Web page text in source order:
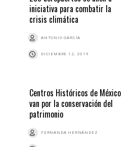
iniciativa para combatir la
crisis climática
ANTONIO GARCÍA
DICIEMBRE 12, 2019
Centros Históricos de México
van por la conservación del
patrimonio
FERNANDA HERNÁNDEZ